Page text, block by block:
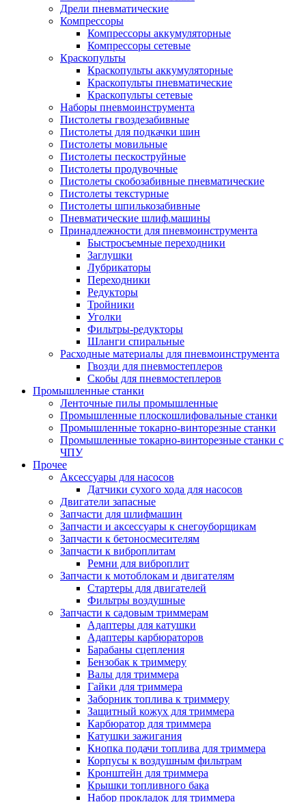
Дрели пневматические
Компрессоры
Компрессоры аккумуляторные
Компрессоры сетевые
Краскопульты
Краскопульты аккумуляторные
Краскопульты пневматические
Краскопульты сетевые
Наборы пневмоинструмента
Пистолеты гвоздезабивные
Пистолеты для подкачки шин
Пистолеты мовильные
Пистолеты пескоструйные
Пистолеты продувочные
Пистолеты скобозабивные пневматические
Пистолеты текстурные
Пистолеты шпилькозабивные
Пневматические шлиф.машины
Принадлежности для пневмоинструмента
Быстросъемные переходники
Заглушки
Лубрикаторы
Переходники
Редукторы
Тройники
Уголки
Фильтры-редукторы
Шланги спиральные
Расходные материалы для пневмоинструмента
Гвозди для пневмостеплеров
Скобы для пневмостеплеров
Промышленные станки
Ленточные пилы промышленные
Промышленные плоскошлифовальные станки
Промышленные токарно-винторезные станки
Промышленные токарно-винторезные станки с
ЧПУ
Прочее
Аксессуары для насосов
Датчики сухого хода для насосов
Двигатели запасные
Запчасти для шлифмашин
Запчасти и аксессуары к снегоуборщикам
Запчасти к бетоносмесителям
Запчасти к виброплитам
Ремни для виброплит
Запчасти к мотоблокам и двигателям
Стартеры для двигателей
Фильтры воздушные
Запчасти к садовым триммерам
Адаптеры для катушки
Адаптеры карбюраторов
Барабаны сцепления
Бензобак к триммеру
Валы для триммера
Гайки для триммера
Заборник топлива к триммеру
Защитный кожух для триммера
Карбюратор для триммера
Катушки зажигания
Кнопка подачи топлива для триммера
Корпусы к воздушным фильтрам
Кронштейн для триммера
Крышки топливного бака
Набор прокладок для триммера